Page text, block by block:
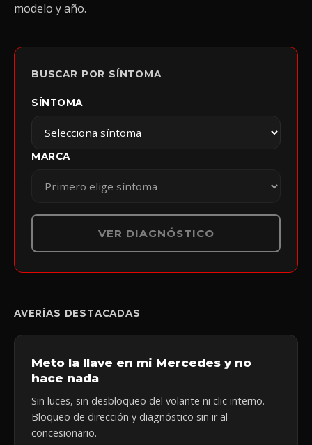
modelo y año.
BUSCAR POR SÍNTOMA
SÍNTOMA
MARCA
VER DIAGNÓSTICO
AVERÍAS DESTACADAS
Meto la llave en mi Mercedes y no
hace nada
Sin luces, sin desbloqueo del volante ni clic interno.
Bloqueo de dirección y diagnóstico sin ir al
concesionario.